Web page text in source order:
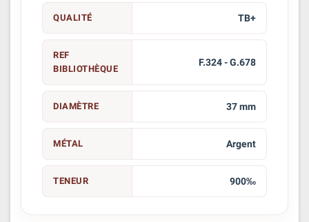
QUALITÉ TB+
REF
BIBLIOTHÈQUE
F.324 - G.678
DIAMÈTRE 37 mm
MÉTAL Argent
TENEUR 900‰